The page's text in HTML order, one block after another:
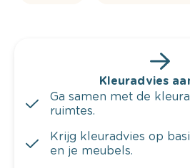
Kleuradvies
Ga samen met de
ruimtes.
Krijg kleuradvies op
en je meubels.